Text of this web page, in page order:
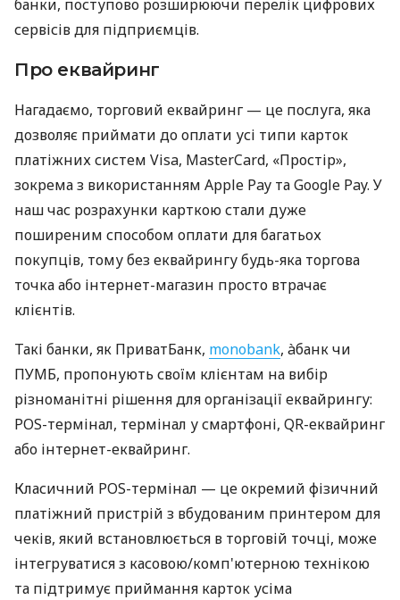
банки, поступово розширюючи перелік цифрових
сервісів для підприємців.
Про еквайринг
Нагадаємо, торговий еквайринг — це послуга, яка
дозволяє приймати до оплати усі типи карток
платіжних систем Visa, MasterCard, «Простір»,
зокрема з використанням Apple Pay та Google Pay. У
наш час розрахунки карткою стали дуже
поширеним способом оплати для багатьох
покупців, тому без еквайрингу будь-яка торгова
точка або інтернет-магазин просто втрачає
клієнтів.
Такі банки, як ПриватБанк, monobank, àбанк чи
ПУМБ, пропонують своїм клієнтам на вибір
різноманітні рішення для організації еквайрингу:
POS-термінал, термінал у смартфоні, QR-еквайринг
або інтернет-еквайринг.
Класичний POS-термінал — це окремий фізичний
платіжний пристрій з вбудованим принтером для
чеків, який встановлюється в торговій точці, може
інтегруватися з касовою/комп'ютерною технікою
та підтримує приймання карток усіма